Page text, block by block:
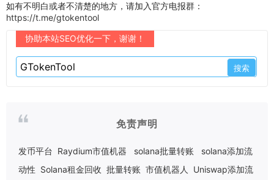
如有不明白或者不清楚的地方，请加入官方电报群：
https://t.me/gtokentool
协助本站SEO优化一下，谢谢！
免责声明
发币平台 Raydium市值机器 solana批量转账
solana添加流
动性 Solana租金回收 批量转账 市值机器人
Uniswap添加流